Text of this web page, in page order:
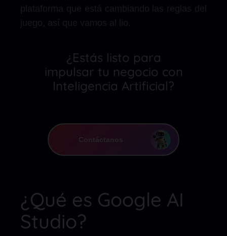
¿Estás listo para
impulsar tu negocio con
Inteligencia Artificial?
Contáctanos
¿Qué es Google AI
Studio?